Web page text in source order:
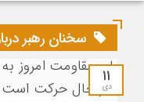
سخنان رهبر
۱۱
دی